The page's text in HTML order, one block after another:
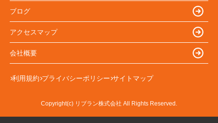
ブログ
アクセスマップ
会社概要
利用規約 プライバシーポリシー サイトマップ
Copyright(c) リブラン株式会社 All Rights Reserved.